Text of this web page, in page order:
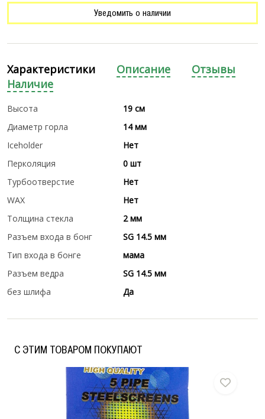
Уведомить о наличии
Характеристики Описание
Отзывы
Наличие
Высота
19 см
Диаметр горла
14 мм
Iceholder
Нет
Перколяция
0 шт
Турбоотверстие
Нет
WAX
Нет
Толщина стекла
2 мм
Разъем входа в бонг
SG 14.5 мм
Тип входа в бонге
мама
Разъем ведра
SG 14.5 мм
без шлифа
Да
C ЭТИМ ТОВАРОМ ПОКУПАЮТ